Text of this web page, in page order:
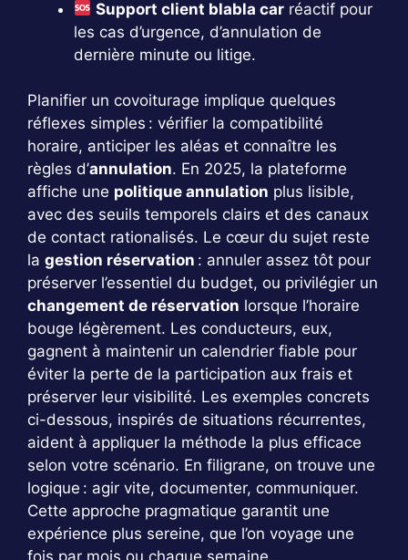
Support client blabla car réactif pour
les cas d’urgence, d’annulation de
dernière minute ou litige.
Planifier un covoiturage implique quelques
réflexes simples : vérifier la compatibilité
horaire, anticiper les aléas et connaître les
règles d’annulation. En 2025, la plateforme
affiche une politique annulation plus lisible,
avec des seuils temporels clairs et des canaux
de contact rationalisés. Le cœur du sujet reste
la gestion réservation : annuler assez tôt pour
préserver l’essentiel du budget, ou privilégier un
changement de réservation lorsque l’horaire
bouge légèrement. Les conducteurs, eux,
gagnent à maintenir un calendrier fiable pour
éviter la perte de la participation aux frais et
préserver leur visibilité. Les exemples concrets
ci-dessous, inspirés de situations récurrentes,
aident à appliquer la méthode la plus efficace
selon votre scénario. En filigrane, on trouve une
logique : agir vite, documenter, communiquer.
Cette approche pragmatique garantit une
expérience plus sereine, que l’on voyage une